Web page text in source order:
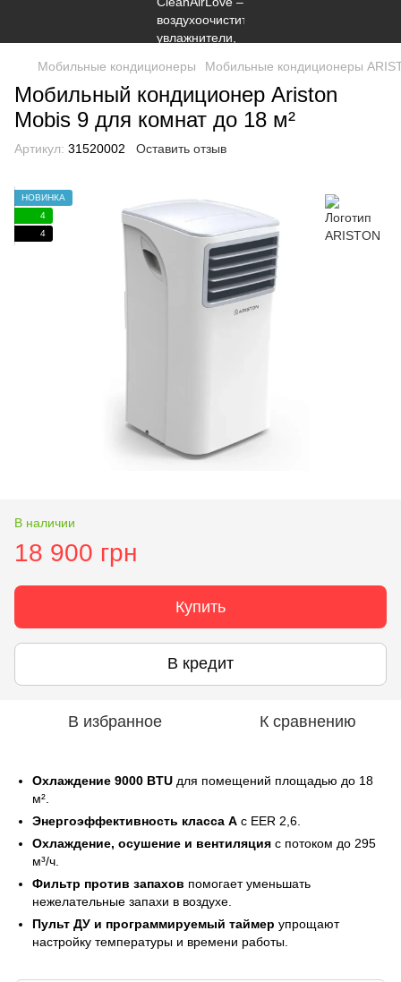
Мобильные кондиционеры Мобильные кондиционеры
Мобильный кондиционер Ariston
Mobis 9 для комнат до 18 м²
Артикул: 31520002 Оставить отзыв
НОВИНКА
4
4
В наличии
18 900 грн
Купить
В кредит
В избранное К сравнению
Охлаждение 9000 BTU для помещений площадью до 18
м².
Энергоэффективность класса A с EER 2,6.
Охлаждение, осушение и вентиляция с потоком до 295
м³/ч.
Фильтр против запахов помогает уменьшать
нежелательные запахи в воздухе.
Пульт ДУ и программируемый таймер упрощают
настройку температуры и времени работы.